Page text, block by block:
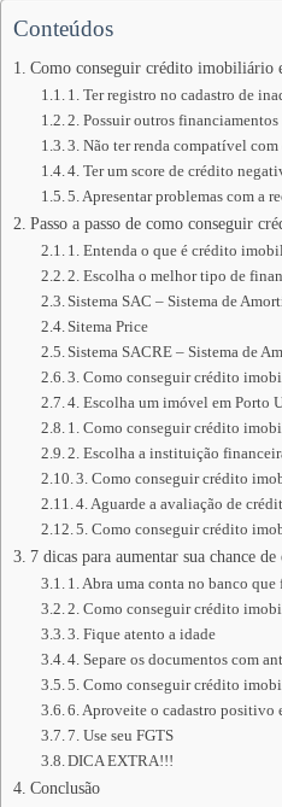
Conteúdos
Como conseguir crédito imobiliário
1. Ter registro no cadastro de
2. Possuir outros financiamentos
3. Não ter renda compatível
4. Ter um score de crédito
5. Apresentar problemas com a
Passo a passo de como conseguir
1. Entenda o que é crédito
2. Escolha o melhor tipo de
Sistema SAC – Sistema de
Sitema Price
Sistema SACRE – Sistema de
3. Como conseguir crédito
4. Escolha um imóvel em Porto
1. Como conseguir crédito
2. Escolha a instituição
3. Como conseguir crédito
4. Aguarde a avaliação de
5. Como conseguir crédito
7 dicas para aumentar sua chance
1. Abra uma conta no banco
2. Como conseguir crédito
3. Fique atento a idade
4. Separe os documentos com
5. Como conseguir crédito
6. Aproveite o cadastro positivo
7. Use seu FGTS
DICA EXTRA!!!
Conclusão